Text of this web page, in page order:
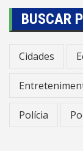
BUSCAR
Cidades
Polícia